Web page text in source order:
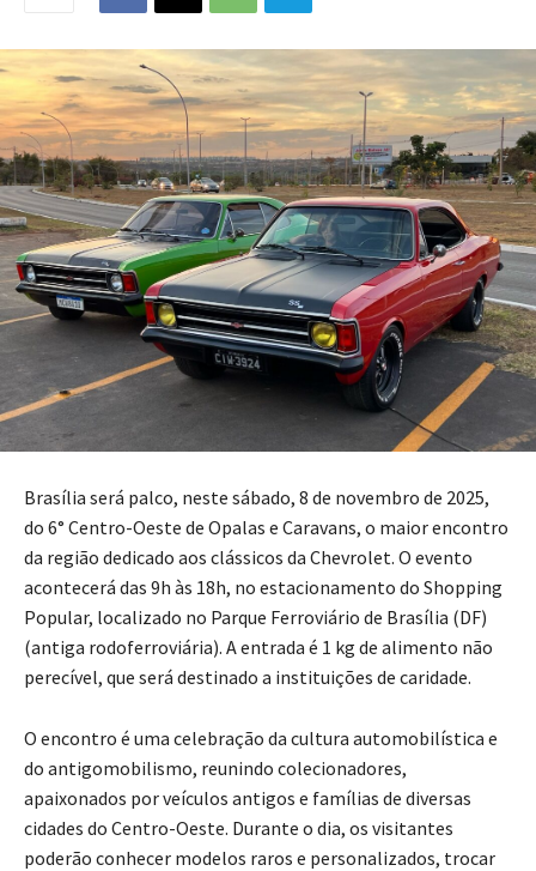
Brasília será palco, neste sábado, 8 de novembro de 2025,
do 6° Centro-Oeste de Opalas e Caravans, o maior encontro
da região dedicado aos clássicos da Chevrolet. O evento
acontecerá das 9h às 18h, no estacionamento do Shopping
Popular, localizado no Parque Ferroviário de Brasília (DF)
(antiga rodoferroviária). A entrada é 1 kg de alimento não
perecível, que será destinado a instituições de caridade.
O encontro é uma celebração da cultura automobilística e
do antigomobilismo, reunindo colecionadores,
apaixonados por veículos antigos e famílias de diversas
cidades do Centro-Oeste. Durante o dia, os visitantes
poderão conhecer modelos raros e personalizados, trocar